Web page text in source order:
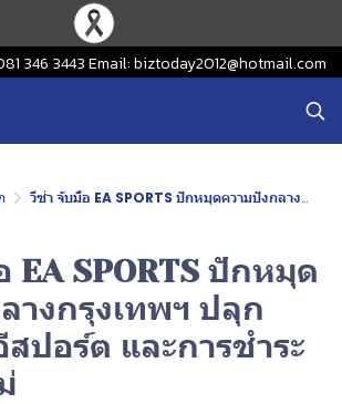
346 3443 Email: biztoday2012@hotmail.com
วีซ่า จับมือ EA SPORTS ปักหมุดความปังกลางกรุงเทพฯ ปลุกพลังเกม อีสปอร์ต และการชำระเงินยุคใหม่
EA SPORTS ปักหมุด
างกรุงเทพฯ ปลุก
ปอร์ต และการชำระ